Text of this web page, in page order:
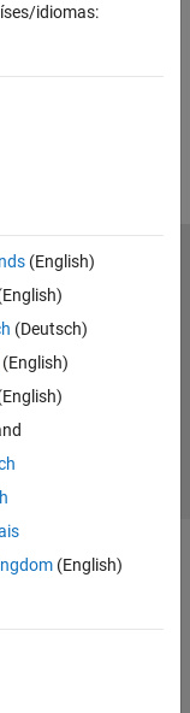
idiomas:
(English)
(Deutsch)
(English)
(English)
de las aplicaciones